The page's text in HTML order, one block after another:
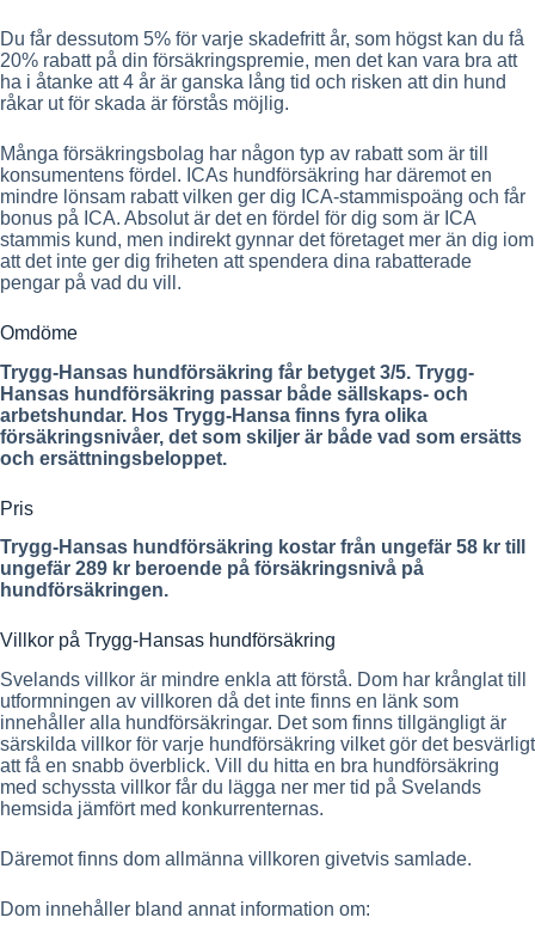
Du får dessutom 5% för varje skadefritt år, som högst kan du få
20% rabatt på din försäkringspremie, men det kan vara bra att
ha i åtanke att 4 år är ganska lång tid och risken att din hund
råkar ut för skada är förstås möjlig.
Många försäkringsbolag har någon typ av rabatt som är till
konsumentens fördel. ICAs hundförsäkring har däremot en
mindre lönsam rabatt vilken ger dig ICA-stammispoäng och får
bonus på ICA. Absolut är det en fördel för dig som är ICA
stammis kund, men indirekt gynnar det företaget mer än dig iom
att det inte ger dig friheten att spendera dina rabatterade
pengar på vad du vill.
Omdöme
Trygg-Hansas hundförsäkring får betyget 3/5. Trygg-
Hansas hundförsäkring passar både sällskaps- och
arbetshundar. Hos Trygg-Hansa finns fyra olika
försäkringsnivåer, det som skiljer är både vad som ersätts
och ersättningsbeloppet.
Pris
Trygg-Hansas hundförsäkring kostar från ungefär 58 kr till
ungefär 289 kr beroende på försäkringsnivå på
hundförsäkringen.
Villkor på Trygg-Hansas hundförsäkring
Svelands villkor är mindre enkla att förstå. Dom har krånglat till
utformningen av villkoren då det inte finns en länk som
innehåller alla hundförsäkringar. Det som finns tillgängligt är
särskilda villkor för varje hundförsäkring vilket gör det besvärligt
att få en snabb överblick. Vill du hitta en bra hundförsäkring
med schyssta villkor får du lägga ner mer tid på Svelands
hemsida jämfört med konkurrenternas.
Däremot finns dom allmänna villkoren givetvis samlade.
Dom innehåller bland annat information om: